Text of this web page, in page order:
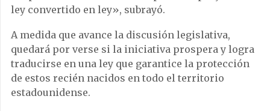
ley convertido en ley», subrayó.
A medida que avance la discusión legislativa,
quedará por verse si la iniciativa prospera y logra
traducirse en una ley que garantice la protección
de estos recién nacidos en todo el territorio
estadounidense.